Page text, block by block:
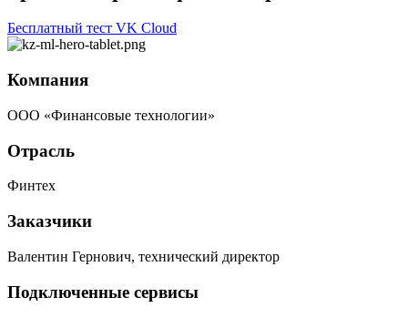
Бесплатный тест VK Cloud
Компания
ООО «Финансовые технологии»
Отрасль
Финтех
Заказчики
Валентин Гернович, технический директор
Подключенные сервисы